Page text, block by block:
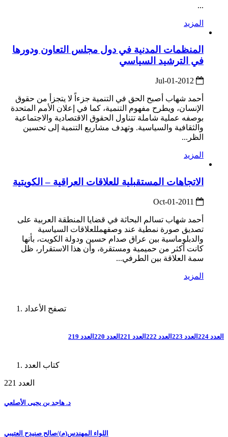
...
المزيد
المنظمات المدنية في دول مجلس التعاون ودورها
في الترشيد السياسي
أحمد شهاب أصبح الحق في التنمية جزءاً لا يتجزأ من حقوق
الإنسان، ويطرح مفهوم التنمية، كما في إعلان الأمم المتحدة
بوصفه عملية شاملة تتناول الحقوق الاقتصادية والاجتماعية
والثقافية والسياسية. وتهدف مشاريع التنمية إلى تحسين
الظر...
المزيد
الاتجاهات المستقبلية للعلاقات العراقية – الكويتية
أحمد شهاب تسالم البحاثة في قضايا المنطقة العربية على
تصديق صورة نمطية عند وصفهمللعلاقات السياسية
والدبلوماسية بين عراق صدام حسين ودولة الكويت، بأنها
كانت أكثر من حميمية ومستقرة، وأن هذا الاستقرار، ظل
سمة العلاقة بين الطرفي...
المزيد
تصفح الأعداد
العدد 224 العدد 223 العدد 222 العدد 221 العدد 220 العدد 219
كتاب العدد
العدد 221
د. هاجد بن يحيى الأصلعي
اللواء المهندس(م)/صالح صنيدح العتيبي